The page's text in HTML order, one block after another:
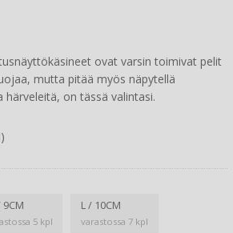
ovat varsin toimivat pelit
mutta pitää myös näpytellä
on tässä valintasi.
9CM
5 kpl
L / 10CM
varastossa 7 kpl